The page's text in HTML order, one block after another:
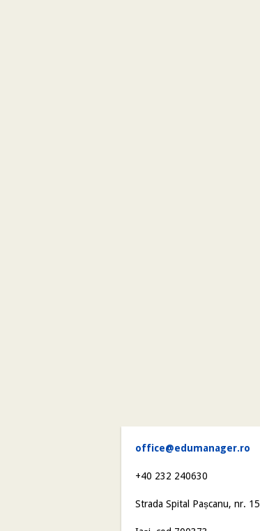
office@edumanager.ro
+40 232 240630
Strada Spital Pașcanu, nr. 15